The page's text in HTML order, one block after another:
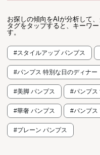
お探しの傾向をAIが分析して、
タグをタップすると、キーワ
す。
#スタイルアップ パンプス
#パンプス 特別な日のディナー
#美脚 パンプス #パンプス
#華奢 パンプス #パンプス
#プレーン パンプス